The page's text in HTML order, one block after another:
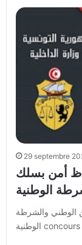
29 septembre
أمن بسلك
الوطنية
الوطني والشرطة